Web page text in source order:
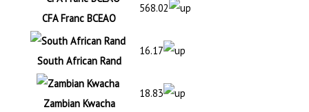
CFA Franc BCEAO
568.02
South African Rand
16.17
Zambian Kwacha
18.83